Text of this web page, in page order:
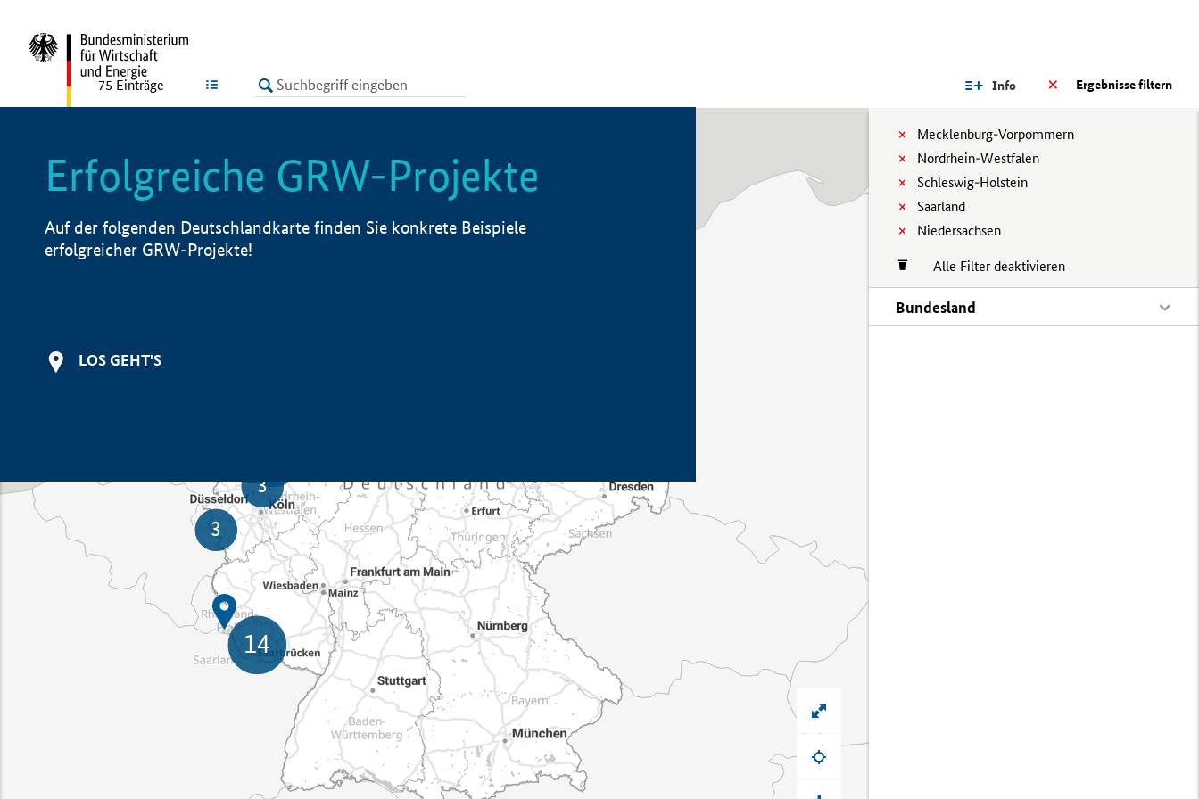
LISTE Ergebnisse filtern
Info
Mecklenburg-Vorpommern
Nordrhein-Westfalen
Schleswig-Holstein
Saarland
Niedersachsen
Alle Filter deaktivieren
Bundesland
75 Einträge
Erfolgreiche GRW-Projekte
Auf der folgenden Deutschlandkarte finden Sie konkrete Beispiele
erfolgreicher GRW-Projekte!
LOS GEHT'S